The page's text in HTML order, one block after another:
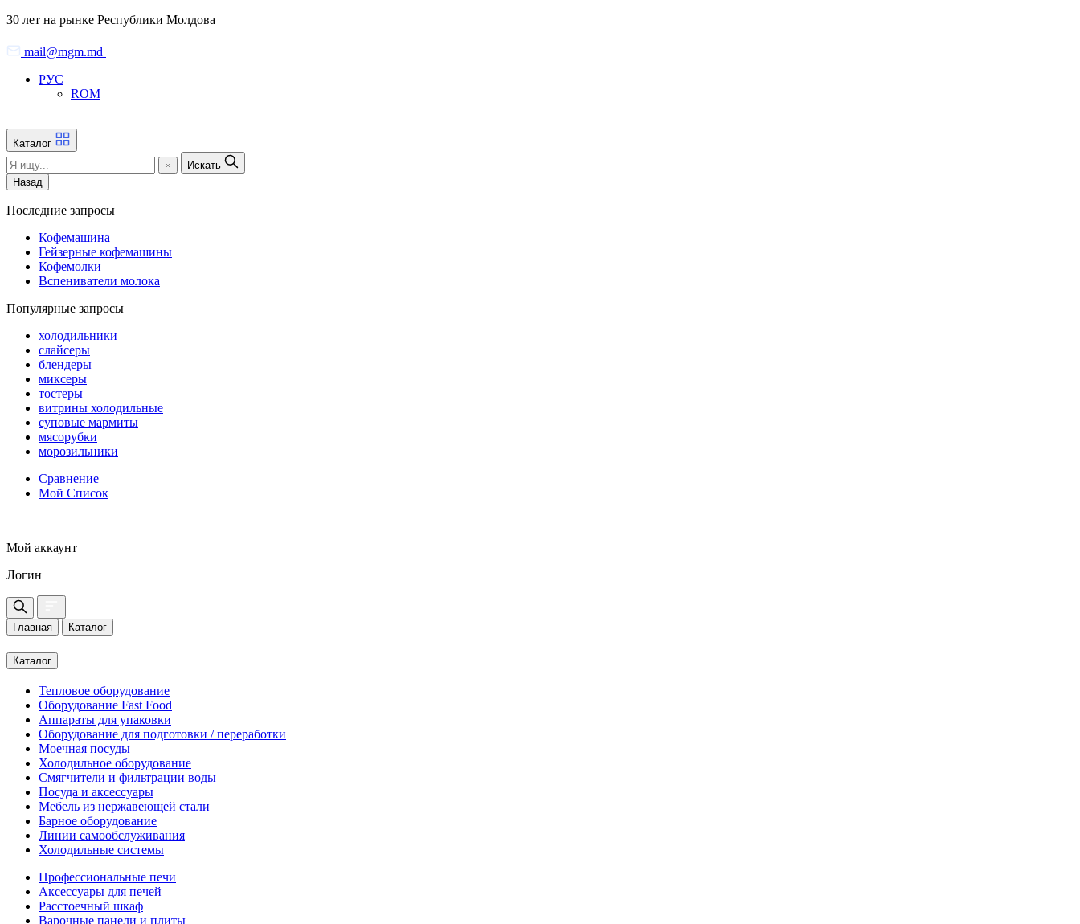
Skip
the
content
30 лет на рынке Республики Молдова
mail@mgm.md
РУС
ROM
Каталог
Искать
Назад
Последние запросы
Кофемашина
Гейзерные кофемашины
Кофемолки
Вспениватели молока
Популярные запросы
холодильники
слайсеры
блендеры
миксеры
тостеры
витрины холодильные
суповые мармиты
мясорубки
морозильники
Сравнение
Мой Список
Мой аккаунт
Логин
Главная Каталог
Каталог
Тепловое оборудование
Оборудование Fast Food
Аппараты для упаковки
Оборудование для подготовки / переработки
Моечная посуды
Холодильное оборудование
Смягчители и фильтрации воды
Посуда и аксессуары
Мебель из нержавеющей стали
Барное оборудование
Линии самообслуживания
Холодильные системы
Профессиональные печи
Аксессуары для печей
Расстоечный шкаф
Варочные панели и плиты